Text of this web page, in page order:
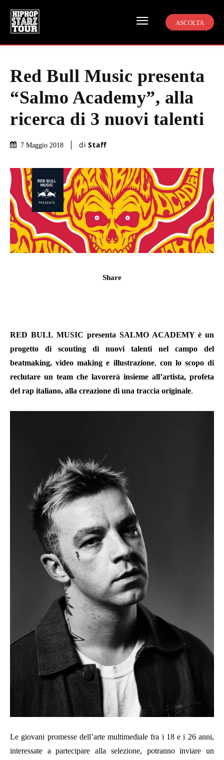
ASCOLTA
Red Bull Music presenta
“Salmo Academy”, alla
ricerca di 3 nuovi talenti
7 Maggio 2018 di Staff
Share
RED BULL MUSIC presenta SALMO ACADEMY è un
progetto di scouting di nuovi talenti nel campo del
beatmaking, video making e illustrazione, con lo scopo di
reclutare un team che lavorerà insieme all’artista, profeta
del rap italiano, alla creazione di una traccia originale.
Le giovani promesse dell’arte multimediale fra i 18 e i 26 anni,
interessate a partecipare alla selezione, potranno inviare un